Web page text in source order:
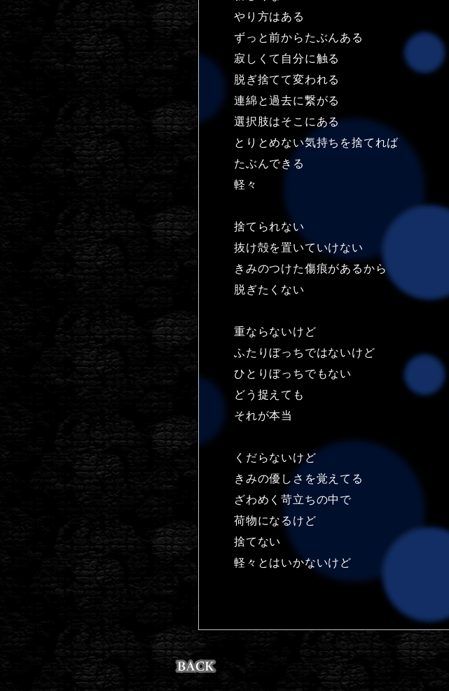
やり方はある
ずっと前からたぶんある
寂しくて自分に触る
脱ぎ捨てて変われる
連綿と過去に繋がる
選択肢はそこにある
とりとめない気持ちを捨てれば
たぶんできる
軽々
捨てられない
抜け殻を置いていけない
きみのつけた傷痕があるから
脱ぎたくない
重ならないけど
ふたりぼっちではないけど
ひとりぼっちでもない
どう捉えても
それが本当
くだらないけど
きみの優しさを覚えてる
ざわめく苛立ちの中で
荷物になるけど
捨てない
軽々とはいかないけど